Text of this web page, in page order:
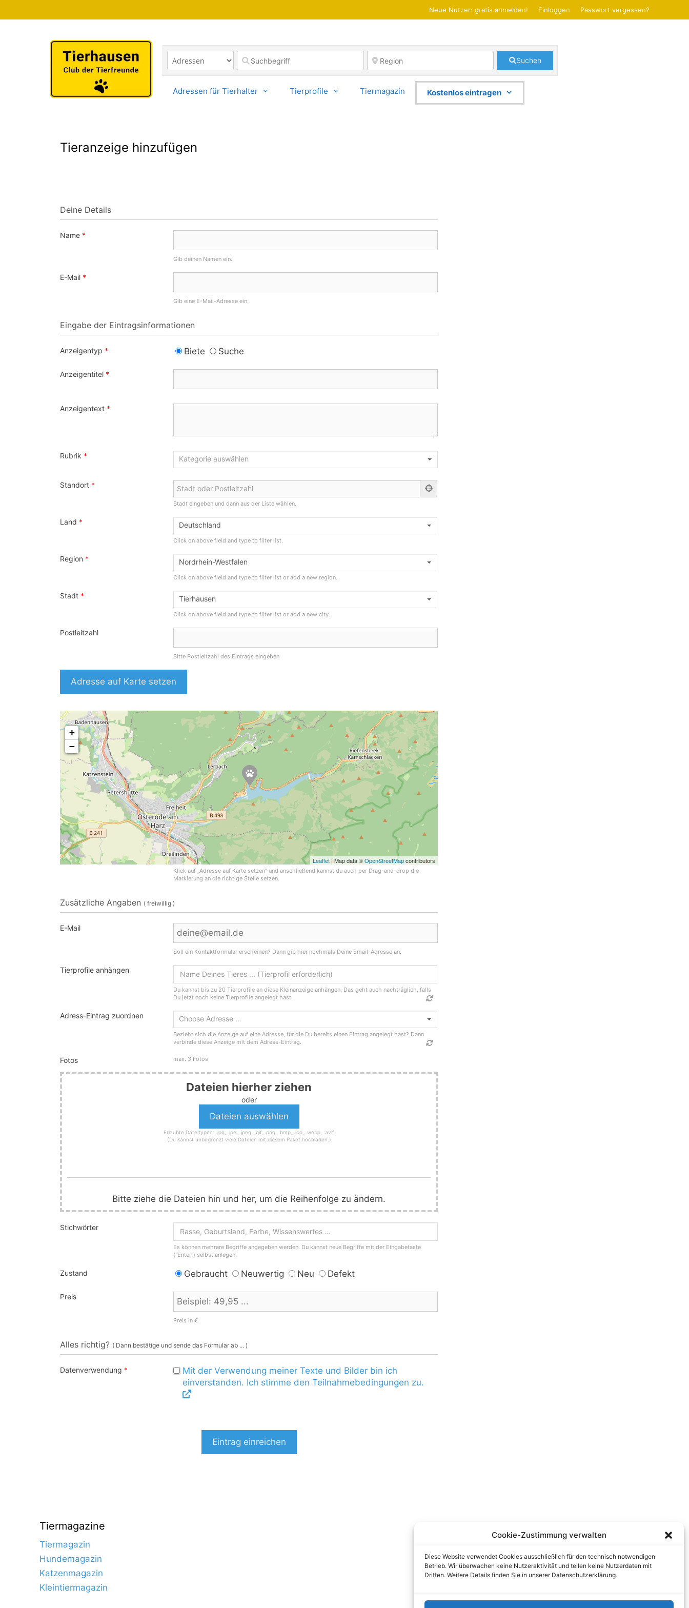
Cookie-Zustimmung verwalten
Diese Website verwendet Cookies ausschließlich für den technisch notwendigen
Betrieb. Wir überwachen keine Nutzeraktivität und teilen keine Nutzerdaten mit
Dritten. Weitere Details finden Sie in unserer Datenschutzerklärung.
Inhalt
Neue Nutzer: gratis anmelden! Einloggen Passwort vergessen?
Suchen
Adressen für Tierhalter Tierprofile Tiermagazin Kostenlos eintragen
Tieranzeige hinzufügen
Deine Details
Name *
Gib deinen Namen ein.
E-Mail *
Gib eine E-Mail-Adresse ein.
Eingabe der Eintragsinformationen
Anzeigentyp * Biete Suche
Anzeigentitel *
Anzeigentext *
Rubrik * Kategorie auswählen
Standort *
Stadt eingeben und dann aus der Liste wählen.
Land * Deutschland
Click on above field and type to filter list.
Region * Nordrhein-Westfalen
Click on above field and type to filter list or add a new region.
Stadt * Tierhausen
Click on above field and type to filter list or add a new city.
Postleitzahl
Bitte Postleitzahl des Eintrags eingeben
+
−
Leaflet | Map data ©OpenStreetMapcontributors
Klick auf „Adresse auf Karte setzen“ und anschließend kannst du auch per Drag-and-drop die
Markierung an die richtige Stelle setzen.
Zusätzliche Angaben ( freiwillig )
E-Mail
Soll ein Kontaktformular erscheinen? Dann gib hier nochmals Deine Email-Adresse an.
Tierprofile anhängen
Du kannst bis zu 20 Tierprofile an diese Kleinanzeige anhängen. Das geht auch nachträglich, falls
Du jetzt noch keine Tierprofile angelegt hast.
Adress-Eintrag zuordnen Choose Adresse …
Bezieht sich die Anzeige auf eine Adresse, für die Du bereits einen Eintrag angelegt hast? Dann
verbinde diese Anzeige mit dem Adress-Eintrag.
Fotos max. 3 Fotos
Dateien hierher ziehen
oder
Erlaubte Dateitypen: .jpg, .jpe, .jpeg, .gif, .png, .bmp, .ico, .webp, .avif
(Du kannst unbegrenzt viele Dateien mit diesem Paket hochladen.)
Bitte ziehe die Dateien hin und her, um die Reihenfolge zu ändern.
Stichwörter
Es können mehrere Begriffe angegeben werden. Du kannst neue Begriffe mit der Eingabetaste
("Enter") selbst anlegen.
Zustand Gebraucht Neuwertig Neu Defekt
Preis
Preis in €
Alles richtig? ( Dann bestätige und sende das Formular ab ... )
Datenverwendung *
Mit der Verwendung meiner Texte und Bilder bin ich
einverstanden. Ich stimme den Teilnahmebedingungen zu.
Eintrag einreichen
Tiermagazine
Tiermagazin
Hundemagazin
Katzenmagazin
Kleintiermagazin